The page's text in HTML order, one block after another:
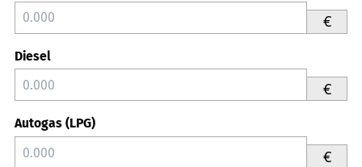
€
Diesel
€
Autogas (LPG)
€